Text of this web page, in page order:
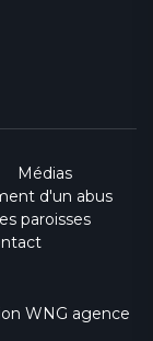
Médias
d'un abus
paroisses
WNG agence